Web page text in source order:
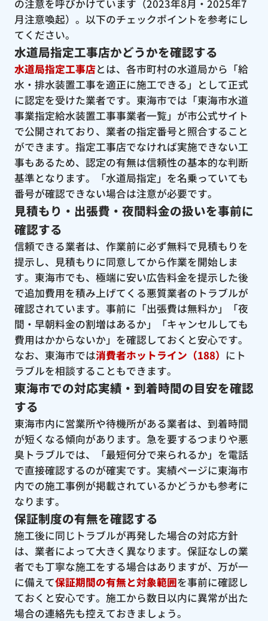
の注意を呼びかけています（2023年8月・2025年7
月注意喚起）。以下のチェックポイントを参考にし
てください。
水道局指定工事店かどうかを確認する
水道局指定工事店とは、各市町村の水道局から「給
水・排水装置工事を適正に施工できる」として正式
に認定を受けた業者です。東海市では「東海市水道
事業指定給水装置工事事業者一覧」が市公式サイト
で公開されており、業者の指定番号と照合すること
ができます。指定工事店でなければ実施できない工
事もあるため、認定の有無は信頼性の基本的な判断
基準となります。「水道局指定」を名乗っていても
番号が確認できない場合は注意が必要です。
見積もり・出張費・夜間料金の扱いを事前に
確認する
信頼できる業者は、作業前に必ず無料で見積もりを
提示し、見積もりに同意してから作業を開始しま
す。東海市でも、極端に安い広告料金を提示した後
で追加費用を積み上げてくる悪質業者のトラブルが
確認されています。事前に「出張費は無料か」「夜
間・早朝料金の割増はあるか」「キャンセルしても
費用はかからないか」を確認しておくと安心です。
なお、東海市では消費者ホットライン（188） にト
ラブルを相談することもできます。
東海市での対応実績・到着時間の目安を確認
する
東海市内に営業所や待機所がある業者は、到着時間
が短くなる傾向があります。急を要するつまりや悪
臭トラブルでは、「最短何分で来られるか」を電話
で直接確認するのが確実です。実績ページに東海市
内での施工事例が掲載されているかどうかも参考に
なります。
保証制度の有無を確認する
施工後に同じトラブルが再発した場合の対応方針
は、業者によって大きく異なります。保証なしの業
者でも丁寧な施工をする場合はありますが、万が一
に備えて保証期間の有無と対象範囲を事前に確認し
ておくと安心です。施工から数日以内に異常が出た
場合の連絡先も控えておきましょう。